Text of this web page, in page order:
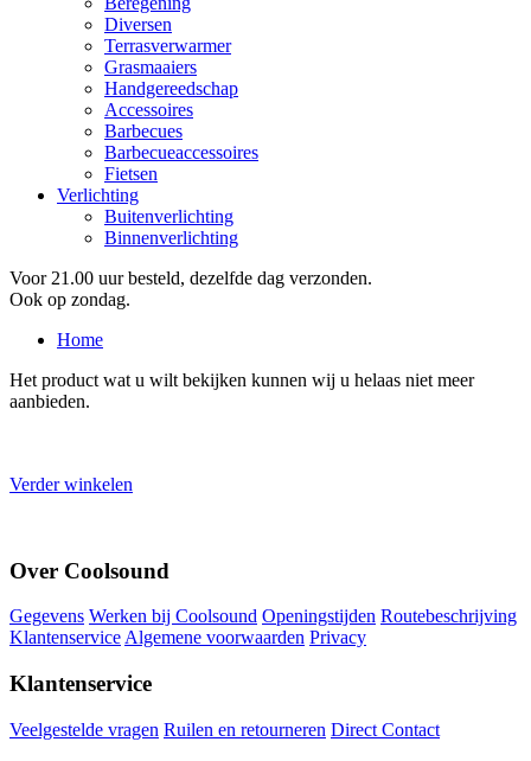
Diversen
Terrasverwarmer
Grasmaaiers
Handgereedschap
Accessoires
Barbecues
Barbecueaccessoires
Fietsen
Verlichting
Buitenverlichting
Binnenverlichting
Voor 21.00 uur besteld, dezelfde dag verzonden.
Ook op zondag.
Home
Het product wat u wilt bekijken kunnen wij u helaas niet meer
aanbieden.
Verder winkelen
Over Coolsound
Gegevens Werken bij Coolsound Openingstijden Routebeschrijving
KlantenserviceAlgemene voorwaarden Privacy
Klantenservice
Veelgestelde vragen Ruilen en retourneren Direct Contact